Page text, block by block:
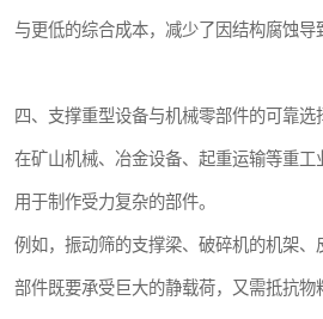
与更低的综合成本，减少了因结构腐蚀导
四、支撑重型设备与机械零部件的可靠选
在矿山机械、冶金设备、起重运输等重
用于制作受力复杂的部件。
例如，振动筛的支撑梁、破碎机的机架
部件既要承受巨大的静载荷，又需抵抗物